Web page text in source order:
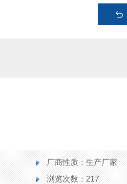
厂商性质：生产厂家
浏览次数：217